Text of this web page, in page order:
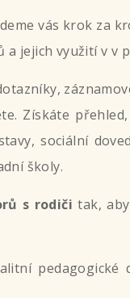
vás krok za
jejich využití v v
Získáte
sociální
školy.
s rodiči tak,
pedagogické